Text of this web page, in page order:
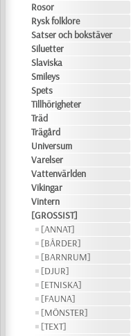
Rosor
Rysk folklore
Satser och bokstäver
Siluetter
Slaviska
Smileys
Spets
Tillhörigheter
Träd
Trägård
Universum
Varelser
Vattenvärlden
Vikingar
Vintern
[GROSSIST]
[ANNAT]
[BÅRDER]
[BARNRUM]
[DJUR]
[ETNISKA]
[FAUNA]
[MÖNSTER]
[TEXT]